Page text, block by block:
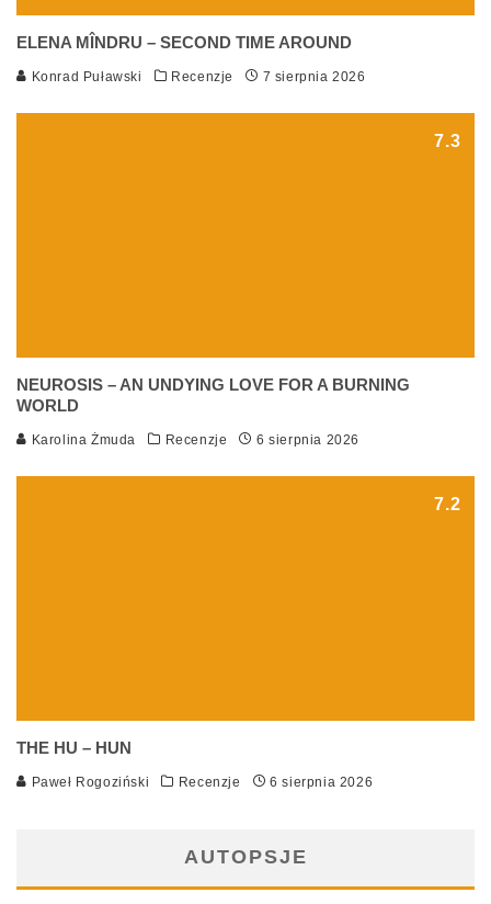
ELENA MÎNDRU – SECOND TIME AROUND
Konrad Puławski Recenzje 7 sierpnia 2026
7.3
NEUROSIS – AN UNDYING LOVE FOR A BURNING
WORLD
Karolina Żmuda Recenzje 6 sierpnia 2026
7.2
THE HU – HUN
Paweł Rogoziński Recenzje 6 sierpnia 2026
AUTOPSJE